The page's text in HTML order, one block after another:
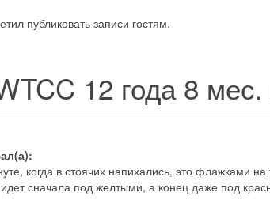
публиковать записи гостям.
12 года 8
когда в стоячих напихались, это флажками
сначала под желтыми, а конец даже под